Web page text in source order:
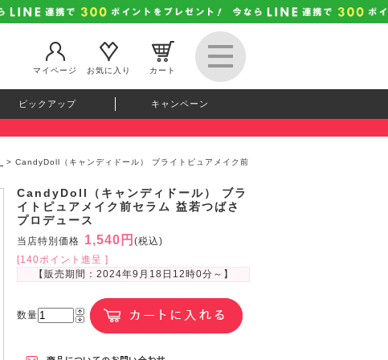
マイページ
お気に入り カート
ピックアップ キャンペーン
> CandyDoll（キャンディドール） ブライトピュアメイク前
CandyDoll（キャンディドール） ブラ
イトピュアメイク前セラム 益若つばさ
プロデュース
当店特別価格 1,540円 (税込)
[140ポイント進呈 ]
【販売期間： 2024年9月18日12時0分 ～】
数量